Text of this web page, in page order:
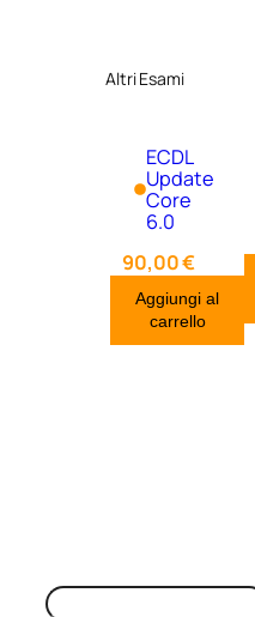
Altri Esami
ECDL
Update
Core
6.0
90,00€
Aggiungi al
carrello
Cerca